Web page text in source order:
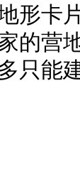
卡片
的营
只能